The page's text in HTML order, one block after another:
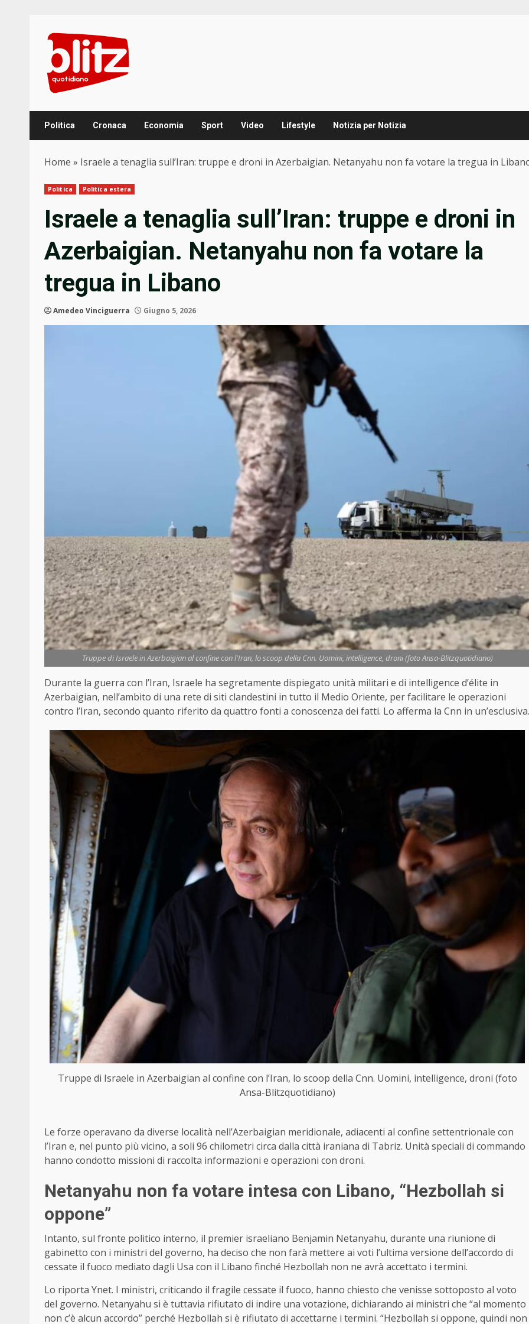
content
Politica Cronaca Economia Sport Video Lifestyle Notizia per Notizia
Home » Israele a tenaglia sull’Iran: truppe e droni in Azerbaigian. Netanyahu non fa votare la tregua in
Politica Politica estera
Israele a tenaglia sull’Iran: truppe e droni in
Azerbaigian. Netanyahu non fa votare la
tregua in Libano
Amedeo Vinciguerra Giugno 5, 2026
Truppe di Israele in Azerbaigian al confine con l'Iran, lo scoop della Cnn. Uomini, intelligence, droni (foto Ansa-Blitzquotidiano)
Durante la guerra con l’Iran, Israele ha segretamente dispiegato unità militari e di intelligence d’élite in
Azerbaigian, nell’ambito di una rete di siti clandestini in tutto il Medio Oriente, per facilitare le operazioni
contro l’Iran, secondo quanto riferito da quattro fonti a conoscenza dei fatti. Lo afferma la Cnn in un’esclusiva.
Truppe di Israele in Azerbaigian al confine con l’Iran, lo scoop della Cnn. Uomini, intelligence, droni (foto
Ansa-Blitzquotidiano)
Le forze operavano da diverse località nell’Azerbaigian meridionale, adiacenti al confine settentrionale con
l’Iran e, nel punto più vicino, a soli 96 chilometri circa dalla città iraniana di Tabriz. Unità speciali di commando
hanno condotto missioni di raccolta informazioni e operazioni con droni.
Netanyahu non fa votare intesa con Libano, “Hezbollah si
oppone”
Intanto, sul fronte politico interno, il premier israeliano Benjamin Netanyahu, durante una riunione di
gabinetto con i ministri del governo, ha deciso che non farà mettere ai voti l’ultima versione dell’accordo di
cessate il fuoco mediato dagli Usa con il Libano finché Hezbollah non ne avrà accettato i termini.
Lo riporta Ynet. I ministri, criticando il fragile cessate il fuoco, hanno chiesto che venisse sottoposto al voto
del governo. Netanyahu si è tuttavia rifiutato di indire una votazione, dichiarando ai ministri che “al momento
non c’è alcun accordo” perché Hezbollah si è rifiutato di accettarne i termini. “Hezbollah si oppone, quindi non